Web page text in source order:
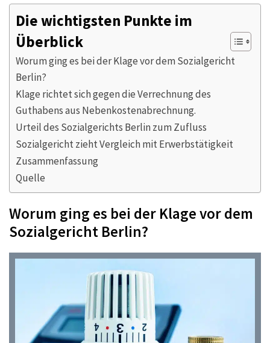
Die wichtigsten Punkte im
Überblick
Worum ging es bei der Klage vor dem Sozialgericht
Berlin?
Klage richtet sich gegen die Verrechnung des
Guthabens aus Nebenkostenabrechnung.
Urteil des Sozialgerichts Berlin zum Zufluss
Sozialgericht zieht Vergleich mit Erwerbstätigkeit
Zusammenfassung
Quelle
Worum ging es bei der Klage vor dem
Sozialgericht Berlin?